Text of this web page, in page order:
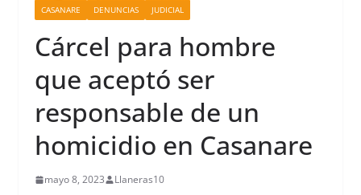
CASANARE DENUNCIAS JUDICIAL
Cárcel para hombre
que aceptó ser
responsable de un
homicidio en Casanare
mayo 8, 2023 Llaneras10